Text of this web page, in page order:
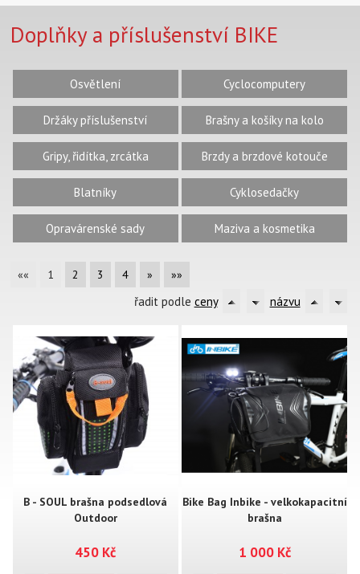
Doplňky a příslušenství BIKE
Osvětlení Cyclocomputery
Držáky příslušenství Brašny a košíky na kolo
Gripy, řidítka, zrcátka Brzdy a brzdové kotouče
Blatníky Cyklosedačky
Opravárenské sady Maziva a kosmetika
«« 1 2 3 4 » »»
řadit podle ceny názvu
B - SOUL brašna podsedlová
Outdoor
450 Kč
Bike Bag Inbike - velkokapacitní
brašna
1 000 Kč